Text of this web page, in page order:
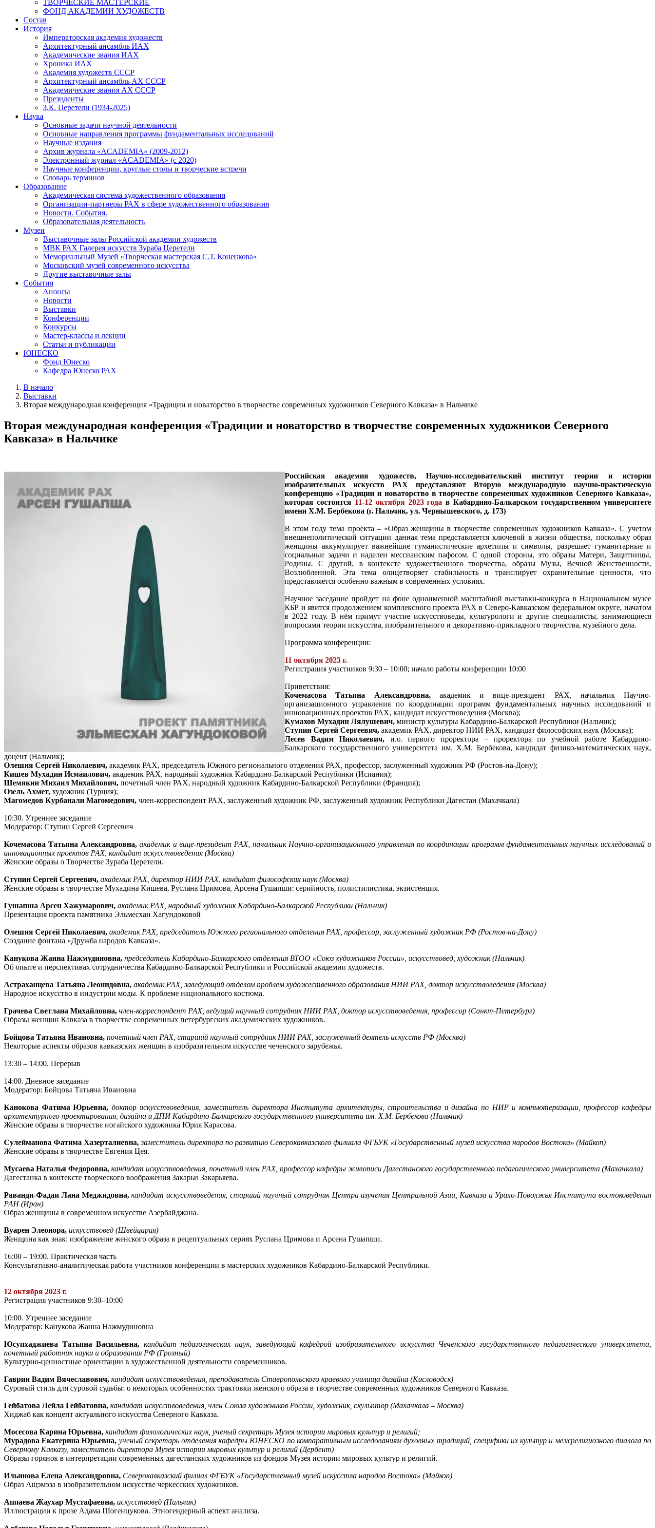
ТВОРЧЕСКИЕ МАСТЕРСКИЕ
ФОНД АКАДЕМИИ ХУДОЖЕСТВ
Состав
История
Императорская академия художеств
Архитектурный ансамбль ИАХ
Академические звания ИАХ
Хроника ИАХ
Академия художеств СССР
Архитектурный ансамбль АХ СССР
Академические звания АХ СССР
Президенты
З.К. Церетели (1934-2025)
Наука
Основные задачи научной деятельности
Основные направления программы фундаментальных исследований
Научные издания
Архив журнала «ACADEMIA» (2009-2012)
Электронный журнал «ACADEMIA» (с 2020)
Научные конференции, круглые столы и творческие встречи
Словарь терминов
Образование
Академическая система художественного образования
Организации-партнеры РАХ в сфере художественного образования
Новости. События.
Образовательная деятельность
Музеи
Выставочные залы Российской академии художеств
МВК РАХ Галерея искусств Зураба Церетели
Мемориальный Музей «Творческая мастерская С.Т. Коненкова»
Московский музей современного искусства
Другие выставочные залы
События
Анонсы
Новости
Выставки
Конференции
Конкурсы
Мастер-классы и лекции
Статьи и публикации
ЮНЕСКО
Фонд Юнеско
Кафедра Юнеско РАХ
В начало
Выставки
Вторая международная конференция «Традиции и новаторство в творчестве современных художников Северного Кавказа» в Нальчике
Вторая международная конференция «Традиции и новаторство в творчестве современных художников Северного
Кавказа» в Нальчике
Российская академия художеств, Научно-исследовательский институт теории и истории
изобразительных искусств РАХ представляют Вторую международную научно-практическую
конференцию «Традиции и новаторство в творчестве современных художников Северного Кавказа»,
которая состоится11-12 октября 2023 годав Кабардино-Балкарском государственном университете
имени Х.М. Бербекова (г. Нальчик, ул. Чернышевского, д. 173)
В этом году тема проекта – «Образ женщины в творчестве современных художников Кавказа». С учетом
внешнеполитической ситуации данная тема представляется ключевой в жизни общества, поскольку образ
женщины аккумулирует важнейшие гуманистические архетипы и символы, разрешает гуманитарные и
социальные задачи и наделен мессианским пафосом. С одной стороны, это образы Матери, Защитницы,
Родины. С другой, в контексте художественного творчества, образы Музы, Вечной Женственности,
Возлюбленной. Эта тема олицетворяет стабильность и транслирует охранительные ценности, что
представляется особенно важным в современных условиях.
Научное заседание пройдет на фоне одноименной масштабной выставки-конкурса в Национальном музее
КБР и явится продолжением комплексного проекта РАХ в Северо-Кавказском федеральном округе, начатом
в 2022 году. В нём примут участие искусствоведы, культурологи и другие специалисты, занимающиеся
вопросами теории искусства, изобразительного и декоративно-прикладного творчества, музейного дела.
Программа конференции:
11 октября 2023 г.
Регистрация участников 9:30 – 10:00; начало работы конференции 10:00
Приветствия:
Кочемасова Татьяна Александровна, академик и вице-президент РАХ, начальник Научно-
организационного управления по координации программ фундаментальных научных исследований и
инновационных проектов РАХ, кандидат искусствоведения (Москва);
Кумахов Мухадин Лялушевич, министр культуры Кабардино-Балкарской Республики (Нальчик);
Ступин Сергей Сергеевич, академик РАХ, директор НИИ РАХ, кандидат философских наук (Москва);
Лесев Вадим Николаевич, и.о. первого проректора – проректора по учебной работе Кабардино-
Балкарского государственного университета им. Х.М. Бербекова, кандидат физико-математических наук,
доцент (Нальчик);
Олешня Сергей Николаевич, академик РАХ, председатель Южного регионального отделения РАХ, профессор, заслуженный художник РФ (Ростов-на-Дону);
Кишев Мухадин Исмаилович, академик РАХ, народный художник Кабардино-Балкарской Республики (Испания);
Шемякин Михаил Михайлович, почетный член РАХ, народный художник Кабардино-Балкарской Республики (Франция);
Озель Ахмет, художник (Турция);
Магомедов Курбанали Магомедович, член-корреспондент РАХ, заслуженный художник РФ, заслуженный художник Республики Дагестан (Махачкала)
10:30. Утреннее заседание
Модератор: Ступин Сергей Сергеевич
Кочемасова Татьяна Александровна, академик и вице-президент РАХ, начальник Научно-организационного управления по координации программ фундаментальных научных исследований и
инновационных проектов РАХ, кандидат искусствоведения (Москва)
Женские образы о Творчестве Зураба Церетели.
Ступин Сергей Сергеевич, академик РАХ, директор НИИ РАХ, кандидат философских наук (Москва)
Женские образы в творчестве Мухадина Кишева, Руслана Цримова, Арсена Гушапши: серийность, полистилистика, экзистенция.
Гушапша Арсен Хажумарович, академик РАХ, народный художник Кабардино-Балкарской Республики (Нальчик)
Презентация проекта памятника Эльмесхан Хагундоковой
Олешня Сергей Николаевич, академик РАХ, председатель Южного регионального отделения РАХ, профессор, заслуженный художник РФ (Ростов-на-Дону)
Создание фонтана «Дружба народов Кавказа».
Канукова Жанна Нажмудиновна, председатель Кабардино-Балкарского отделения ВТОО «Союз художников России», искусствовед, художник (Нальчик)
Об опыте и перспективах сотрудничества Кабардино-Балкарской Республики и Российской академии художеств.
Астраханцева Татьяна Леонидовна, академик РАХ, заведующий отделом проблем художественного образования НИИ РАХ, доктор искусствоведения (Москва)
Народное искусство в индустрии моды. К проблеме национального костюма.
Грачева Светлана Михайловна, член-корреспондент РАХ, ведущий научный сотрудник НИИ РАХ, доктор искусствоведения, профессор (Санкт-Петербург)
Образы женщин Кавказа в творчестве современных петербургских академических художников.
Бойцова Татьяна Ивановна, почетный член РАХ, старший научный сотрудник НИИ РАХ, заслуженный деятель искусств РФ (Москва)
Некоторые аспекты образов кавказских женщин в изобразительном искусстве чеченского зарубежья.
13:30 – 14:00. Перерыв
14:00. Дневное заседание
Модератор: Бойцова Татьяна Ивановна
Канокова Фатима Юрьевна, доктор искусствоведения, заместитель директора Института архитектуры, строительства и дизайна по НИР и компьютеризации, профессор кафедры
архитектурного проектирования, дизайна и ДПИ Кабардино-Балкарского государственного университета им. Х.М. Бербекова (Нальчик)
Женские образы в творчестве ногайского художника Юрия Карасова.
Сулейманова Фатима Хазерталиевна, заместитель директора по развитию Северокавказского филиала ФГБУК «Государственный музей искусства народов Востока» (Майкоп)
Женские образы в творчестве Евгения Цея.
Мусаева Наталья Федоровна, кандидат искусствоведения, почетный член РАХ, профессор кафедры живописи Дагестанского государственного педагогического университета (Махачкала)
Дагестанка в контексте творческого воображения Закарьи Закарьяева.
Раванди-Фадаи Лана Меджидовна,кандидат искусствоведения, старший научный сотрудник Центра изучения Центральной Азии, Кавказа и Урало-Поволжья Института востоковедения
РАН (Иран)
Образ женщины в современном искусстве Азербайджана.
Вуарен Элеонора, искусствовед (Швейцария)
Женщина как знак: изображение женского образа в рецептуальных сериях Руслана Цримова и Арсена Гушапши.
16:00 – 19:00. Практическая часть
Консультативно-аналитическая работа участников конференции в мастерских художников Кабардино-Балкарской Республики.
12 октября 2023 г.
Регистрация участников 9:30–10:00
10:00. Утреннее заседание
Модератор: Канукова Жанна Нажмудиновна
Юсупхаджиева Татьяна Васильевна, кандидат педагогических наук, заведующий кафедрой изобразительного искусства Чеченского государственного педагогического университета,
почетный работник науки и образования РФ (Грозный)
Культурно-ценностные ориентации в художественной деятельности современников.
Гаврин Вадим Вячеславович, кандидат искусствоведения, преподаватель Ставропольского краевого училища дизайна (Кисловодск)
Суровый стиль для суровой судьбы: о некоторых особенностях трактовки женского образа в творчестве современных художников Северного Кавказа.
Гейбатова Лейла Гейбатовна, кандидат искусствоведения, член Союза художников России, художник, скульптор (Махачкала – Москва)
Хиджаб как концепт актуального искусства Северного Кавказа.
Мосесова Карина Юрьевна, кандидат филологических наук, ученый секретарь Музея истории мировых культур и религий;
Мурадова Екатерина Юрьевна, ученый секретарь отделения кафедры ЮНЕСКО по компаративным исследованиям духовных традиций, специфики их культур и межрелигиозного диалога по
Северному Кавказу, заместитель директора Музея истории мировых культур и религий (Дербент)
Образы горянок в интерпретации современных дагестанских художников из фондов Музея истории мировых культур и религий.
Ильинова Елена Александровна, Северокавказский филиал ФГБУК «Государственный музей искусства народов Востока» (Майкоп)
Образ Ащэмэза в изобразительном искусстве черкесских художников.
Аппаева Жаухар Мустафаевна, искусствовед (Нальчик)
Иллюстрации к прозе Адама Шогенцукова. Этногендерный аспект анализа.